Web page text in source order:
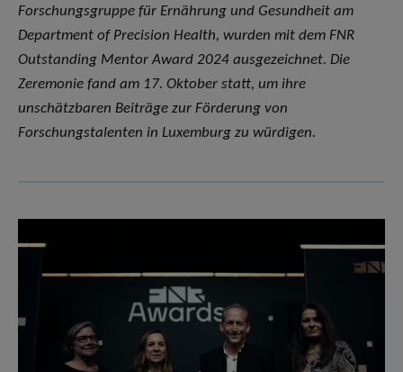
Forschungsgruppe für Ernährung und Gesundheit am
Department of Precision Health, wurden mit dem FNR
Outstanding Mentor Award 2024 ausgezeichnet. Die
Zeremonie fand am 17. Oktober statt, um ihre
unschätzbaren Beiträge zur Förderung von
Forschungstalenten in Luxemburg zu würdigen.